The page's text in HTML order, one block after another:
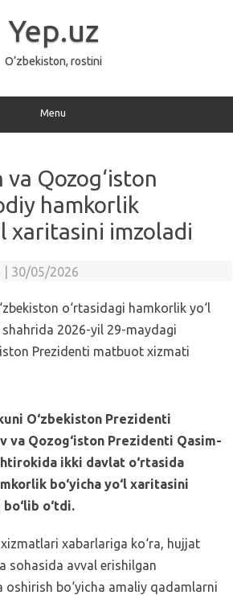
Yep.uz
O‘zbekiston, rostini
Menu
va Qozog‘iston
hamkorlik
xaritasini imzoladi
30/05/2026
O‘zbekiston Prezidenti
va Qozog‘iston Prezidenti Qasim-
ikki davlat o‘rtasida
bo‘yicha yo‘l xaritasini
o‘tdi.
xabarlariga ko‘ra, hujjat
sohasida avval erishilgan
oshirish bo‘yicha amaliy qadamlarni